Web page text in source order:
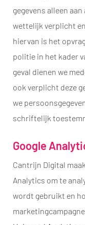
gegevens alleen
wettelijk verplicht
hiervan is het
politie in het kader
geval dienen we
ook verplicht deze
we
schriftelijk
Google
Cantrijn Digital
Analytics om te
wordt gebruikt en